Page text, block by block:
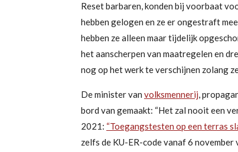
Reset barbaren, konden bij voorbaat
hebben gelogen en ze er ongestraft
hebben ze alleen maar tijdelijk
het aanscherpen van maatregelen en
nog op het werk te verschijnen zolang
De minister van volksmennerij,
bord van gemaakt: “Het zal nooit een
2021: “Toegangstesten op een terras
zelfs de KU-ER-code vanaf 6